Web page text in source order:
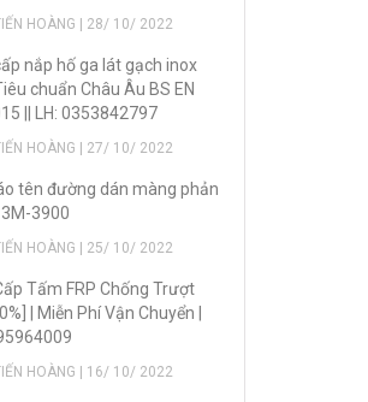
HOÀNG | 28/ 10/ 2022
nắp hố ga lát gạch inox
chuẩn Châu Âu BS EN
|| LH: 0353842797
HOÀNG | 27/ 10/ 2022
tên đường dán màng phản
3900
HOÀNG | 25/ 10/ 2022
Tấm FRP Chống Trượt
| Miễn Phí Vận Chuyển |
HOÀNG | 16/ 10/ 2022